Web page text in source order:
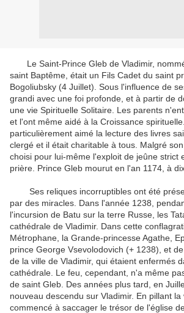
Le Saint-Prince Gleb de Vladimir,
saint Baptême, était un Fils Cadet du saint
Bogoliubsky (4 Juillet). Sous l'influence de
grandi avec une foi profonde, et à partir de
une vie Spirituelle Solitaire. Les parents
et l'ont même aidé à la Croissance
particulièrement aimé la lecture des livres
clergé et il était charitable à tous. Malgré
choisi pour lui-même l'exploit de jeûne strict
prière. Prince Gleb mourut en l'an 1174, à
Ses reliques incorruptibles ont été
par des miracles. Dans l'année 1238,
l'incursion de Batu sur la terre Russe, les
cathédrale de Vladimir. Dans cette
Métrophane, la Grande-princesse Agathe,
prince George Vsevolodovich (+ 1238), et
de la ville de Vladimir, qui étaient enfermés
cathédrale. Le feu, cependant, n'a même
de saint Gleb. Des années plus tard, en
nouveau descendu sur Vladimir. En pillant la
commencé à saccager le trésor de l'église